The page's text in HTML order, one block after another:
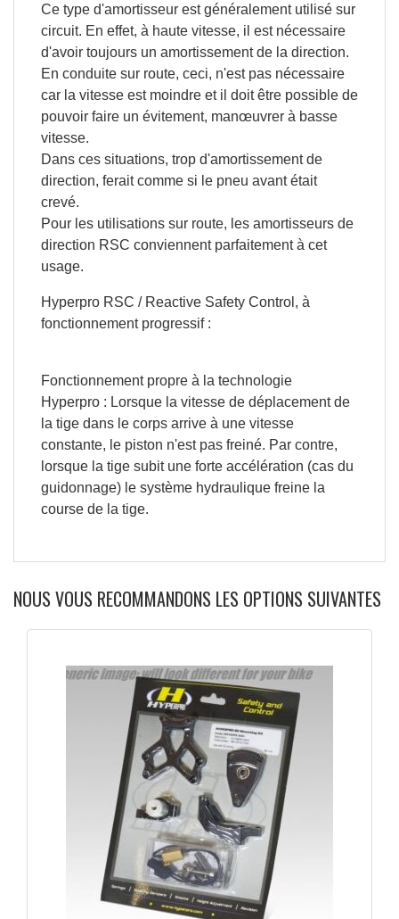
Ce type d'amortisseur est généralement utilisé sur
circuit. En effet, à haute vitesse, il est nécessaire
d'avoir toujours un amortissement de la direction.
En conduite sur route, ceci, n'est pas nécessaire
car la vitesse est moindre et il doit être possible de
pouvoir faire un évitement, manœuvrer à basse
vitesse.
Dans ces situations, trop d'amortissement de
direction, ferait comme si le pneu avant était
crevé.
Pour les utilisations sur route, les amortisseurs de
direction RSC conviennent parfaitement à cet
usage.
Hyperpro RSC / Reactive Safety Control , à
fonctionnement progressif :
Fonctionnement propre à la technologie
Hyperpro : Lorsque la vitesse de déplacement de
la tige dans le corps arrive à une vitesse
constante, le piston n'est pas freiné. Par contre,
lorsque la tige subit une forte accélération (cas du
guidonnage) le système hydraulique freine la
course de la tige.
NOUS VOUS RECOMMANDONS LES OPTIONS SUIVANTES